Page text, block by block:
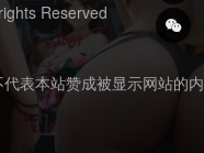
Reserved
表本站赞成被显示网站的内